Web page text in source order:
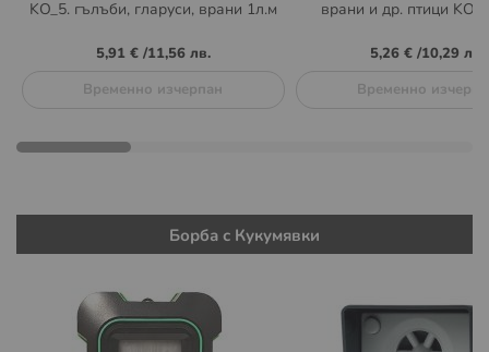
KO_5. гълъби, гларуси, врани 1л.м
5,91 €/11,56 лв.
Временно изчерпан
врани и др. птици
5,26 €/10,29 лв.
Временно
Борба с Кукумявки